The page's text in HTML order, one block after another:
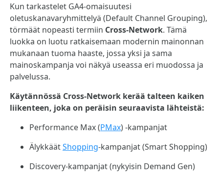
Kun tarkastelet GA4-omaisuutesi
oletuskanavaryhmittelyä (Default Channel Grouping),
törmäät nopeasti termiin Cross-Network. Tämä
luokka on luotu ratkaisemaan modernin mainonnan
mukanaan tuoma haaste, jossa yksi ja sama
mainoskampanja voi näkyä useassa eri muodossa ja
palvelussa.
Käytännössä Cross-Network kerää talteen kaiken
liikenteen, joka on peräisin seuraavista lähteistä:
Performance Max (PMax) -kampanjat
ÄlykkäätShopping-kampanjat (Smart Shopping)
Discovery-kampanjat (nykyisin Demand Gen)